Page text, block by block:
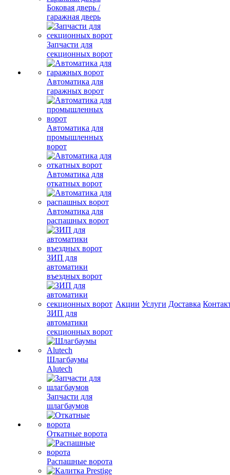
Боковая дверь /
гаражная дверь
Запчасти для
секционных ворот
Автоматика для
гаражных ворот
Автоматика для
промышленных
ворот
Автоматика для
откатных ворот
Автоматика для
распашных ворот
ЗИП для
автоматики
въездных ворот
ЗИП для
автоматики
секционных ворот
Шлагбаумы
Alutech
Запчасти для
шлагбаумов
Откатные ворота
Распашные ворота
Акции Услуги Доставка